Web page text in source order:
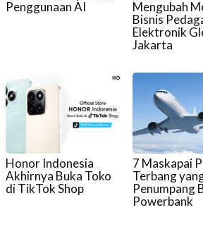
Penggunaan AI
Mengubah
Bisnis
Elektronik
Jakarta
Honor Indonesia
Akhirnya Buka Toko
di TikTok Shop
7 Maskapai
Terbang
Penumpang
Powerbank